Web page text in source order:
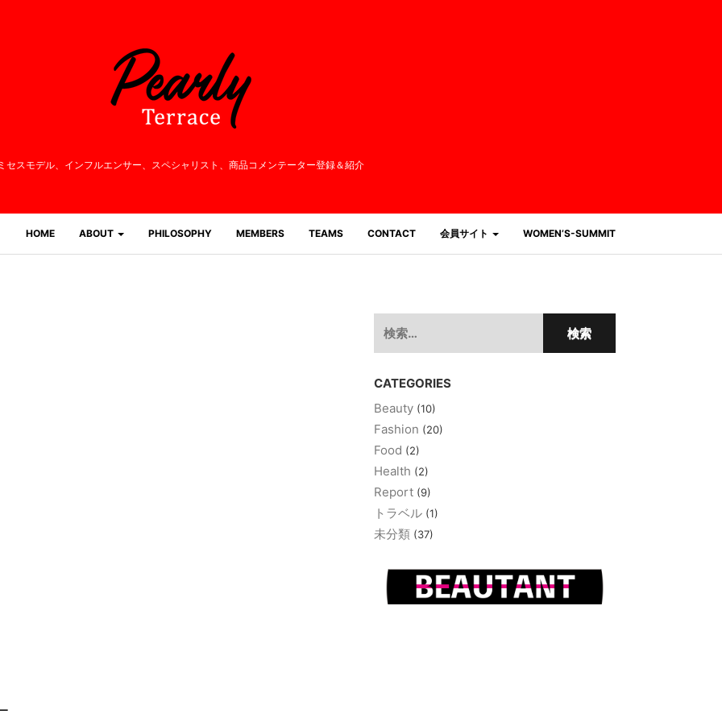
セスモデル、インフルエンサー、 スペシャリスト、商品コメンテーター登録＆紹介
HOME ABOUT PHILOSOPHY MEMBERS TEAMS CONTACT 会員サイト WOMEN’S-SUMMIT
索:
CATEGORIES
Beauty (10)
Fashion (20)
Food (2)
Health (2)
Report (9)
トラベル (1)
未分類 (37)